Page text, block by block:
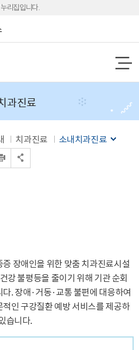
리집입니다.
과진료
치과진료 소내치과진료
장애인을 위한 맞춤 치과진료시설
강 불평등을 줄이기 위해 기관 순회
. 장애·거동·교통 불편에 대응하여
인 구강질환 예방 서비스를 제공하
습니다.